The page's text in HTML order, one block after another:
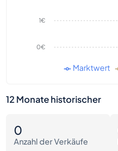
0€
1€
Marktwert
12 Monate historischer
0
Anzahl der Verkäufe